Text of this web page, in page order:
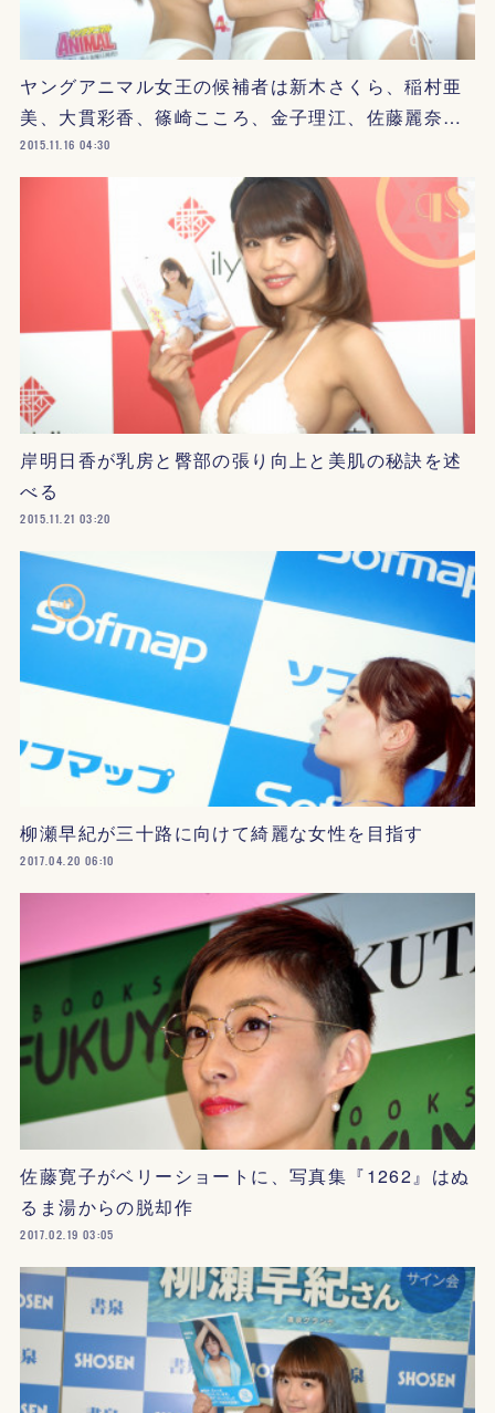
ヤングアニマル女王の候補者は新木さくら、稲村亜
美、大貫彩香、篠崎こころ、金子理江、佐藤麗奈…
2015.11.16 04:30
岸明日香が乳房と臀部の張り向上と美肌の秘訣を述
べる
2015.11.21 03:20
柳瀬早紀が三十路に向けて綺麗な女性を目指す
2017.04.20 06:10
佐藤寛子がベリーショートに、写真集『1262』はぬ
るま湯からの脱却作
2017.02.19 03:05